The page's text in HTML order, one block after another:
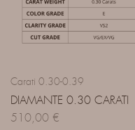
Carati 0.30-0.39
DIAMANTE 0.30 CARATI
510,00 €